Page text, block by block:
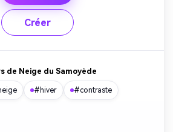
Créer
de Neige du Samoyède
#hiver #contraste